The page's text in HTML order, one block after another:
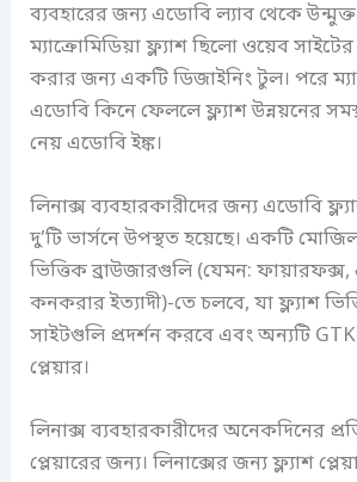
ব্যবহারের জন্য এডোবি ল্যাব থেকে
ম্যাক্রোমিডিয়া ফ্ল্যাশ ছিলো ওয়েব
করার জন্য একটি ডিজাইনিং টুল। পরে
এডোবি কিনে ফেললে ফ্ল্যাশ উন্নয়নের
নেয় এডোবি ইঙ্ক।
লিনাক্স ব্যবহারকারীদের জন্য এডোবি
দু’টি ভার্সনে উপস্থত হয়েছে। একটি
ভিত্তিক ব্রাউজারগুলি (যেমন:
কনকরার ইত্যাদী)-তে চলবে, যা ফ্ল্যাশ
সাইটগুলি প্রদর্শন করবে এবং অন্যটি GTK
প্লেয়ার।
লিনাক্স ব্যবহারকারীদের অনেকদিনের
প্লেয়ারের জন্য। লিনাক্সের জন্য ফ্ল্যাশ